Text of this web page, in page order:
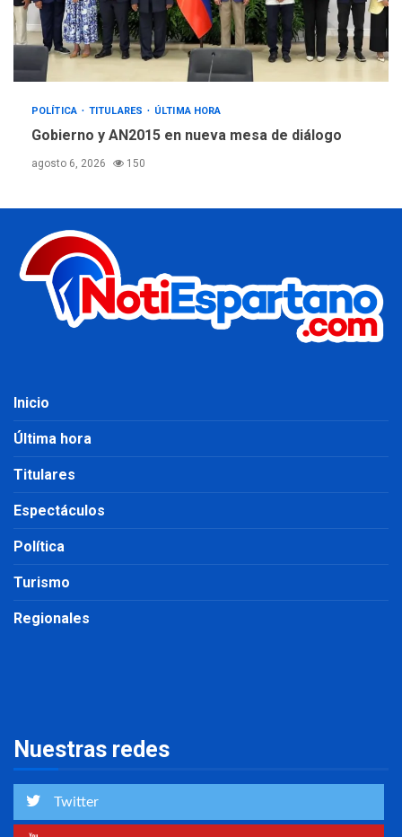
POLÍTICA TITULARES ÚLTIMA HORA
Gobierno y AN2015 en nueva mesa de diálogo
agosto 6, 2026 150
Inicio
Última hora
Titulares
Espectáculos
Política
Turismo
Regionales
Nuestras redes
Twitter